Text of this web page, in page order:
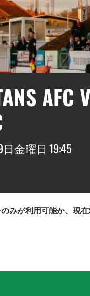
AFC V
日金曜日 19:45
みが利用可能か、現